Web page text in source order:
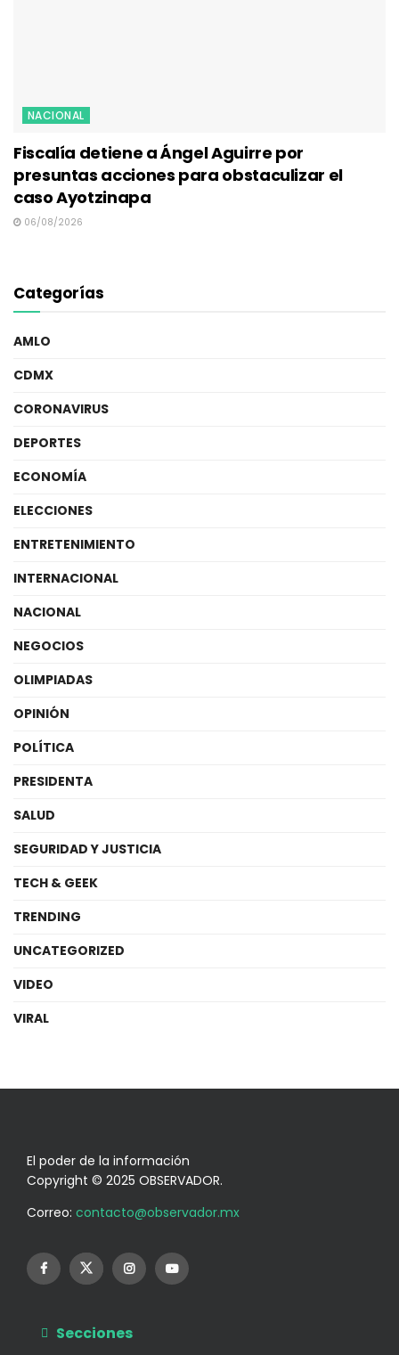
NACIONAL
Fiscalía detiene a Ángel Aguirre por
presuntas acciones para obstaculizar el
caso Ayotzinapa
06/08/2026
Categorías
AMLO
CDMX
CORONAVIRUS
DEPORTES
ECONOMÍA
ELECCIONES
ENTRETENIMIENTO
INTERNACIONAL
NACIONAL
NEGOCIOS
OLIMPIADAS
OPINIÓN
POLÍTICA
PRESIDENTA
SALUD
SEGURIDAD Y JUSTICIA
TECH & GEEK
TRENDING
UNCATEGORIZED
VIDEO
VIRAL
El poder de la información
Copyright © 2025 OBSERVADOR.
Correo: contacto@observador.mx
Secciones